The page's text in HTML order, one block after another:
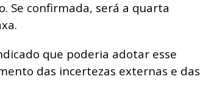
Se confirmada, será a quarta
que poderia adotar esse
das incertezas externas e das